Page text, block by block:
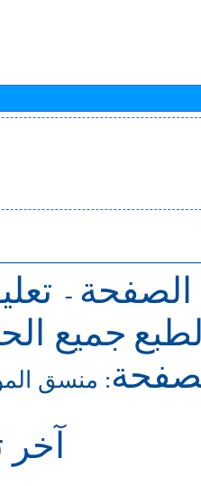
الصفحة -
جميع
: منسق